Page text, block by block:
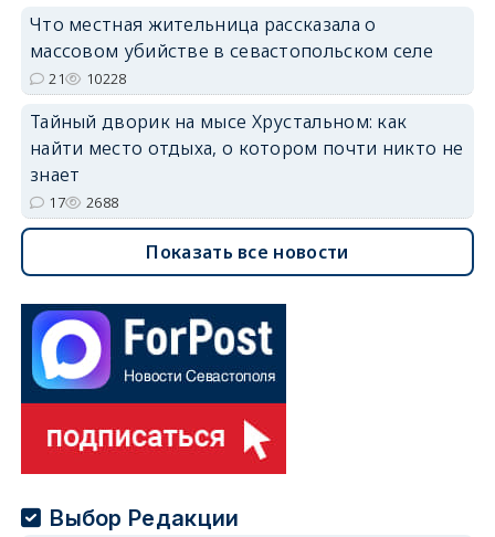
Что местная жительница рассказала о
массовом убийстве в севастопольском селе
21 10228
Тайный дворик на мысе Хрустальном: как
найти место отдыха, о котором почти никто не
знает
17 2688
Показать все новости
Выбор Редакции